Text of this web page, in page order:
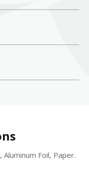
Aluminum Foil, Paper.